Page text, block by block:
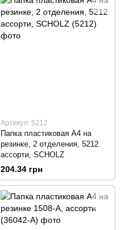
Артикул: 5212
Папка пластиковая А4 на
резинке, 2 отделения, 5212
ассорти, SCHOLZ
204.34 грн